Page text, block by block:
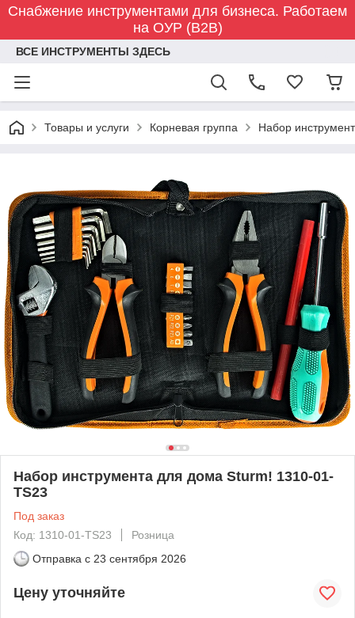
Снабжение инструментами для бизнеса. Работаем
на ОУР (B2B)
ВСЕ ИНСТРУМЕНТЫ ЗДЕСЬ
Товары и услуги Корневая группа Набор
Набор инструмента для дома Sturm! 1310-01-
TS23
Под заказ
Код: 1310-01-TS23
Розница
Отправка с 23 сентября 2026
Цену уточняйте